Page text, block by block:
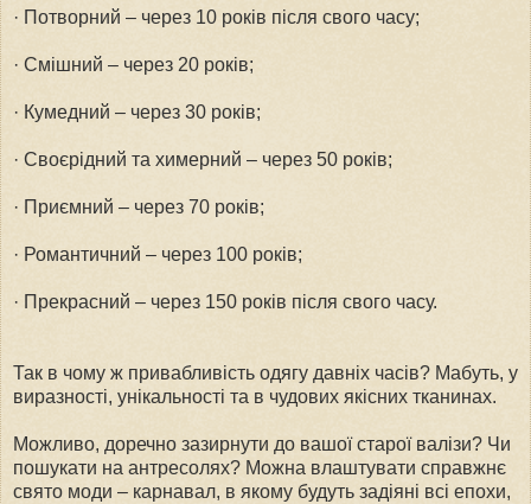
· Потворний – через 10 років після свого часу;
· Смішний – через 20 років;
· Кумедний – через 30 років;
· Своєрідний та химерний – через 50 років;
· Приємний – через 70 років;
· Романтичний – через 100 років;
· Прекрасний – через 150 років після свого часу.
Так в чому ж привабливість одягу давніх часів? Мабуть, у
виразності, унікальності та в чудових якісних тканинах.
Можливо, доречно зазирнути до вашої старої валізи? Чи
пошукати на антресолях? Можна влаштувати справжнє
свято моди – карнавал, в якому будуть задіяні всі епохи,